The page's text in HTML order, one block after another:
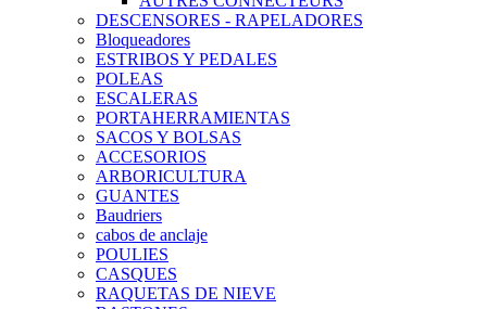
DESCENSORES - RAPELADORES
Bloqueadores
ESTRIBOS Y PEDALES
POLEAS
ESCALERAS
PORTAHERRAMIENTAS
SACOS Y BOLSAS
ACCESORIOS
ARBORICULTURA
GUANTES
Baudriers
cabos de anclaje
POULIES
CASQUES
RAQUETAS DE NIEVE